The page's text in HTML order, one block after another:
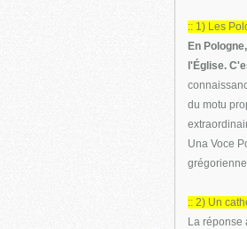
:: 1) Les
En
l'Église.
du motu
Una Voce
:: 2) Un
La réponse